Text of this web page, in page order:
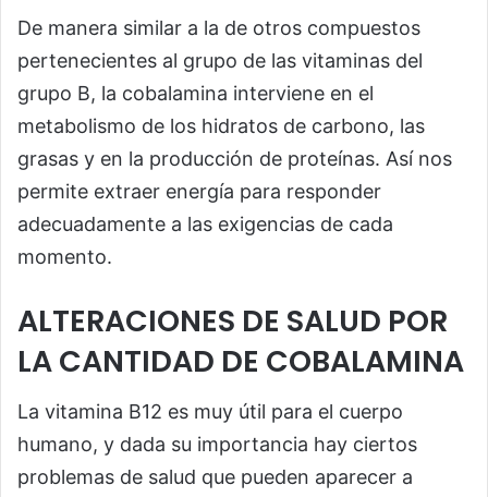
De manera similar a la de otros compuestos
pertenecientes al grupo de las vitaminas del
grupo B, la cobalamina interviene en el
metabolismo de los hidratos de carbono, las
grasas y en la producción de proteínas. Así nos
permite extraer energía para responder
adecuadamente a las exigencias de cada
momento.
ALTERACIONES DE SALUD POR
LA CANTIDAD DE COBALAMINA
La vitamina B12 es muy útil para el cuerpo
humano, y dada su importancia hay ciertos
problemas de salud que pueden aparecer a